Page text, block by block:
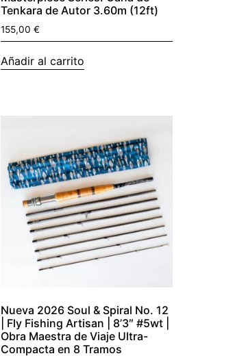
Tenkara de Autor 3.60m (12ft)
155,00€
Añadir al carrito
Nueva 2026 Soul & Spiral No. 12
| Fly Fishing Artisan | 8’3″ #5wt |
Obra Maestra de Viaje Ultra-
Compacta en 8 Tramos